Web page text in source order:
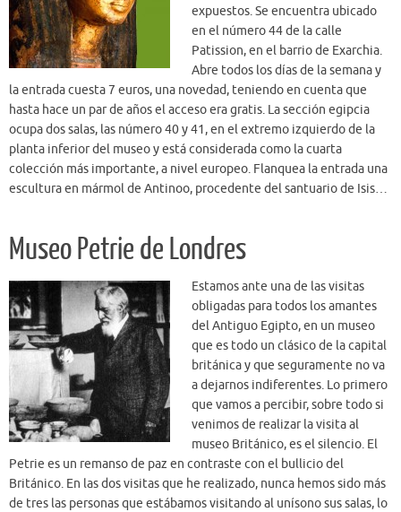
expuestos. Se encuentra ubicado
en el número 44 de la calle
Patission, en el barrio de Exarchia.
Abre todos los días de la semana y
la entrada cuesta 7 euros, una novedad, teniendo en cuenta que
hasta hace un par de años el acceso era gratis. La sección egipcia
ocupa dos salas, las número 40 y 41, en el extremo izquierdo de la
planta inferior del museo y está considerada como la cuarta
colección más importante, a nivel europeo. Flanquea la entrada una
escultura en mármol de Antinoo, procedente del santuario de Isis…
Museo Petrie de Londres
Estamos ante una de las visitas
obligadas para todos los amantes
del Antiguo Egipto, en un museo
que es todo un clásico de la capital
británica y que seguramente no va
a dejarnos indiferentes. Lo primero
que vamos a percibir, sobre todo si
venimos de realizar la visita al
museo Británico, es el silencio. El
Petrie es un remanso de paz en contraste con el bullicio del
Británico. En las dos visitas que he realizado, nunca hemos sido más
de tres las personas que estábamos visitando al unísono sus salas, lo